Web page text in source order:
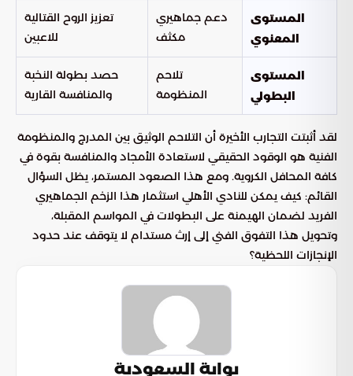
المستوى
المعنوي
دعم جماهيري
مكثف
تعزيز الروح القتالية
للاعبين
المستوى
البطولي
تلاحم
المنظومة
حصد بطولة النخبة
والمنافسة القارية
لقد أثبتت التجارب الأخيرة أن التلاحم الوثيق بين المدرج والمنظومة
الفنية هو الوقود الحقيقي لاستعادة الأمجاد والمنافسة بقوة في
كافة المحافل الكروية. ومع هذا الصعود المستمر، يظل السؤال
القائم: كيف يمكن للنادي الأهلي استثمار هذا الزخم الجماهيري
الفريد لضمان الهيمنة على البطولات في المواسم المقبلة،
وتحويل هذا التفوق الفني إلى إرث مستدام لا يتوقف عند حدود
الإنجازات اللحظية؟
بوابة السعودية